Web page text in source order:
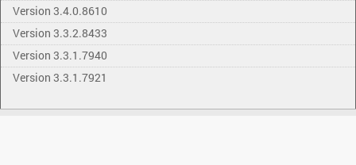
Version 3.4.0.8610
Version 3.3.2.8433
Version 3.3.1.7940
Version 3.3.1.7921